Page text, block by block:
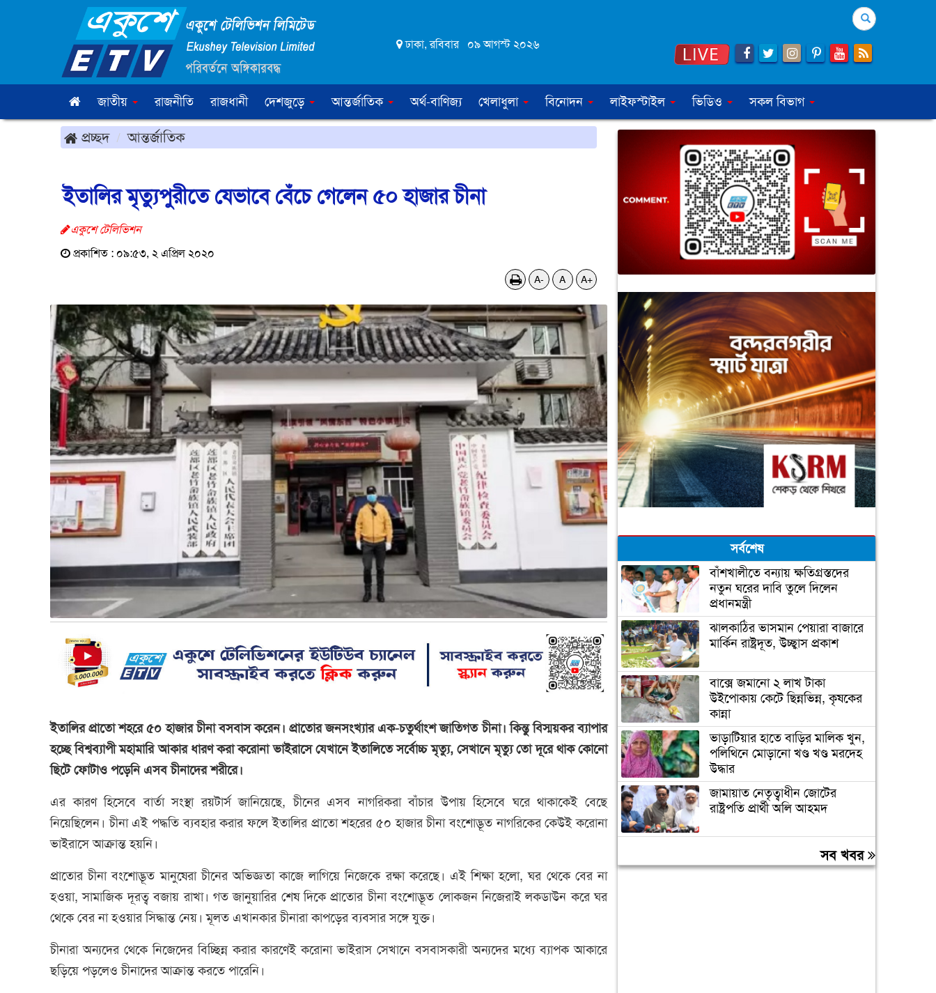
ঢাকা, রবিবার ০৯ আগস্ট ২০২৬
Search
জাতীয় রাজনীতি রাজধানী দেশজুড়ে আন্তর্জাতিক অর্থ-বাণিজ্য খেলাধুলা বিনোদন লাইফস্টাইল ভিডিও সকল বিভাগ
প্রচ্ছদ আন্তর্জাতিক
ইতালির মৃত্যুপুরীতে যেভাবে বেঁচে গেলেন ৫০ হাজার চীনা
একুশে টেলিভিশন
প্রকাশিত : ০৯:৫৩, ২ এপ্রিল ২০২০
A- A A+
ইতালির প্রাতো শহরে ৫০ হাজার চীনা বসবাস করেন। প্রাতোর জনসংখ্যার এক-চতুর্থাংশ জাতিগত চীনা। কিন্তু বিস্ময়কর ব্যাপার
হচ্ছে বিশ্বব্যাপী মহামারি আকার ধারণ করা করোনা ভাইরাসে যেখানে ইতালিতে সর্বোচ্চ মৃত্যু, সেখানে মৃত্যু তো দূরে থাক কোনো
ছিটে ফোটাও পড়েনি এসব চীনাদের শরীরে।
এর কারণ হিসেবে বার্তা সংস্থা রয়টার্স জানিয়েছে, চীনের এসব নাগরিকরা বাঁচার উপায় হিসেবে ঘরে থাকাকেই বেছে
নিয়েছিলেন। চীনা এই পদ্ধতি ব্যবহার করার ফলে ইতালির প্রাতো শহরের ৫০ হাজার চীনা বংশোদ্ভূত নাগরিকের কেউই করোনা
ভাইরাসে আক্রান্ত হয়নি।
প্রাতোর চীনা বংশোদ্ভূত মানুষেরা চীনের অভিজ্ঞতা কাজে লাগিয়ে নিজেকে রক্ষা করেছে। এই শিক্ষা হলো, ঘর থেকে বের না
হওয়া, সামাজিক দূরত্ব বজায় রাখা। গত জানুয়ারির শেষ দিকে প্রাতোর চীনা বংশোদ্ভূত লোকজন নিজেরাই লকডাউন করে ঘর
থেকে বের না হওয়ার সিদ্ধান্ত নেয়। মূলত এখানকার চীনারা কাপড়ের ব্যবসার সঙ্গে যুক্ত।
চীনারা অন্যদের থেকে নিজেদের বিচ্ছিন্ন করার কারণেই করোনা ভাইরাস সেখানে বসবাসকারী অন্যদের মধ্যে ব্যাপক আকারে
ছড়িয়ে পড়লেও চীনাদের আক্রান্ত করতে পারেনি।
সর্বশেষ
বাঁশখালীতে বন্যায় ক্ষতিগ্রস্তদের
নতুন ঘরের দাবি তুলে দিলেন
প্রধানমন্ত্রী
ঝালকাঠির ভাসমান পেয়ারা বাজারে
মার্কিন রাষ্ট্রদূত, উচ্ছ্বাস প্রকাশ
বাক্সে জমানো ২ লাখ টাকা
উইপোকায় কেটে ছিন্নভিন্ন, কৃষকের
কান্না
ভাড়াটিয়ার হাতে বাড়ির মালিক খুন,
পলিথিনে মোড়ানো খণ্ড খণ্ড মরদেহ
উদ্ধার
জামায়াত নেতৃত্বাধীন জোটের
রাষ্ট্রপতি প্রার্থী অলি আহমদ
রাষ্ট্রপতি নির্বাচন: দুটি মনোনয়নপত্র
সংগ্রহ বিএনপির
সব খবর